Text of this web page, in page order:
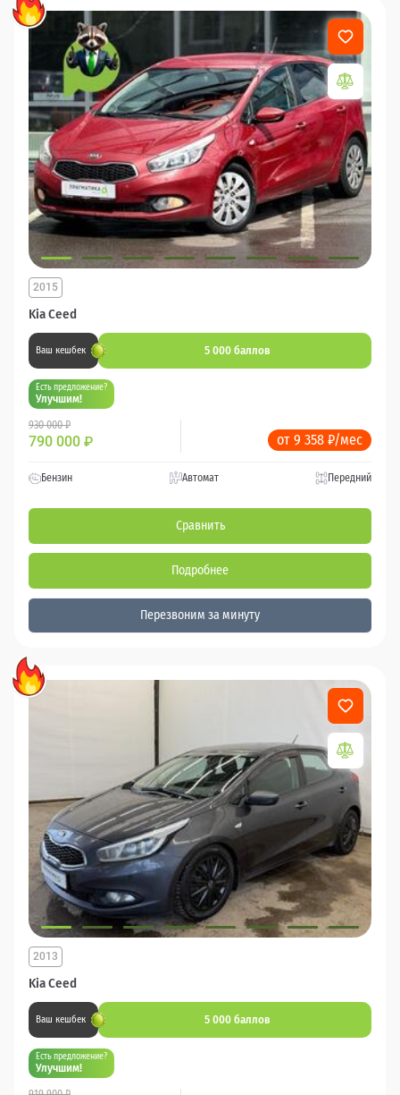
Kia Ceed
2015
Ваш кешбек 5 000 баллов
Есть предложение?
Улучшим!
930 000 ₽
790 000 ₽ от 9 358 ₽/мес
Бензин Автомат Передний
Сравнить
Подробнее
Перезвоним за минуту
Kia Ceed
2013
Ваш кешбек 5 000 баллов
Есть предложение?
Улучшим!